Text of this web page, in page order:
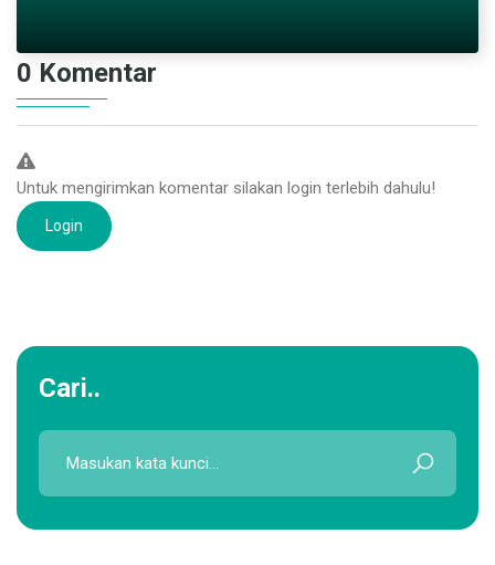
0 Komentar
Untuk mengirimkan komentar silakan login terlebih dahulu!
Login
Cari..